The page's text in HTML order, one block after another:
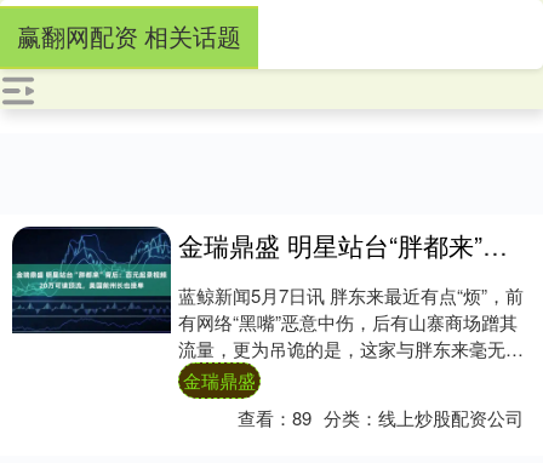
赢翻网配资 相关话题
金瑞鼎盛 明星站台“胖都来”背后：百元起录视频20万可请顶流，美国前州长也接单
蓝鲸新闻5月7日讯 胖东来最近有点“烦”，前
有网络“黑嘴”恶意中伤，后有山寨商场蹭其
流量，更为吊诡的是，这家与胖东来毫无关
联的商场，能集结一批明星为其站台。而
这....
金瑞鼎盛
查看：89 分类：线上炒股配资公司